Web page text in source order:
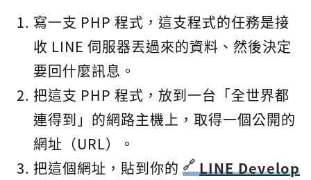
寫一支 PHP 程式，這支程式的任務是接
收 LINE 伺服器丟過來的資料、然後決定
要回什麼訊息。
把這支 PHP 程式，放到一台「全世界都
連得到」的網路主機上，取得一個公開的
網址（URL）。
把這個網址，貼到你的
LINE Develop